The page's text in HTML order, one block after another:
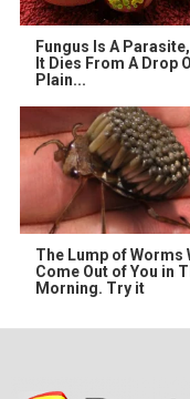
Fungus Is A
It Dies From A Drop
Plain...
The Lump of Worms
Come Out of You in
Morning. Try it